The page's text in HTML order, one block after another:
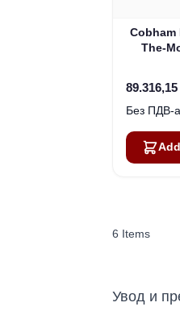
Cobham
The-
89.316,15
6 Items
Увод и